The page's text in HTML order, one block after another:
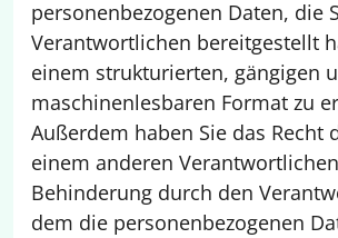
personenbezogenen Daten, die
Verantwortlichen bereitgestellt
einem strukturierten, gängigen
maschinenlesbaren Format zu
Außerdem haben Sie das Recht
einem anderen
Behinderung durch den
dem die personenbezogenen